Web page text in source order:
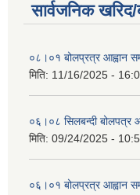
सार्वजनिक
०८।०१ बोलप्रत्र आह्वान
मिति: 11/16/2025 -
०६।०८ सिलबन्दी बोलपत्र
मिति: 09/24/2025 -
०६।०१ बोलप्रत्र आह्वान